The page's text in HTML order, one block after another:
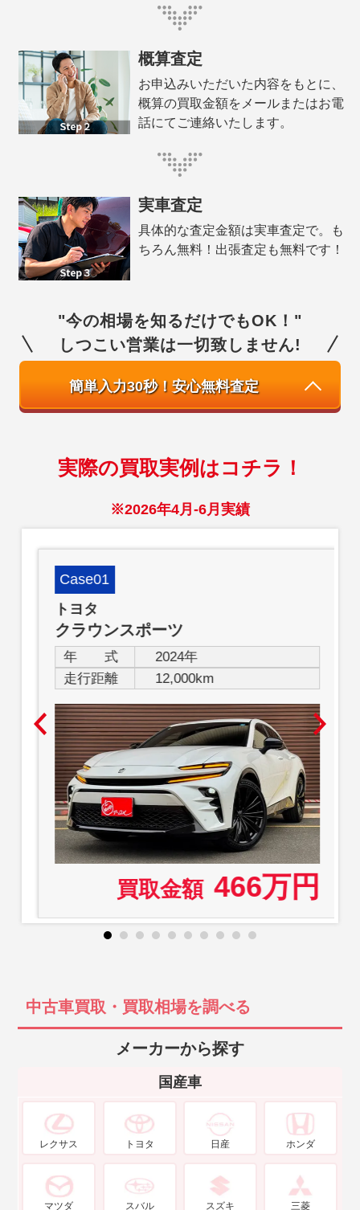
概算査定
お申込みいただいた内容をもとに、
概算の買取金額をメールまたはお電
話にてご連絡いたします。
実車査定
具体的な査定金額は実車査定で。も
ちろん無料！出張査定も無料です！
"今の相場を知るだけでもOK！"
しつこい営業は一切致しません!
簡単入力30秒！安心無料査定
実際の買取実例はコチラ！
※2026年4月-6月実績
Case01
トヨタ
クラウンスポーツ
年 式
2024年
走行距離
12,000km
買取金額 466万円
中古車買取・買取相場を調べる
メーカーから探す
国産車
レクサス トヨタ 日産 ホンダ
マツダ スバル スズキ 三菱